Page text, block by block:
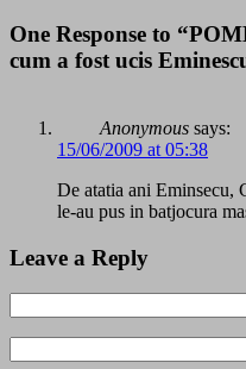
One Response to
cum a fost ucis
Anonymous says:
15/06/2009 at 05:38
De atatia ani Eminsecu,
le-au pus in batjocura
Leave a Reply